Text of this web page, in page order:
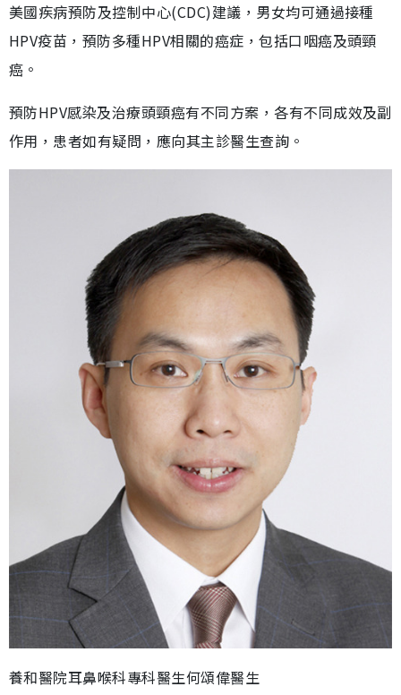
美國疾病預防及控制中心(CDC)建議，男女均可通過接種
HPV疫苗，預防多種HPV相關的癌症，包括口咽癌及頭頸
癌。
預防HPV感染及治療頭頸癌有不同方案，各有不同成效及副
作用，患者如有疑問，應向其主診醫生查詢。
養和醫院耳鼻喉科專科醫生何頌偉醫生